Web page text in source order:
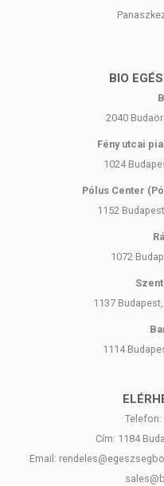
BIO
2040
Fény utcai
1024
Pólus Center
1152
1072
1137
1114
Telefon:
Cím: 1184
Email: